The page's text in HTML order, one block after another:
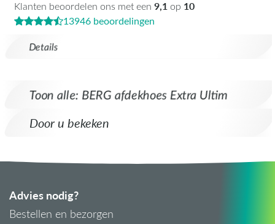
Details
Klanten beoordelen ons met een 9,1 op 10
13946 beoordelingen
Toon alle: BERG afdekhoes Extra Ultim
Door u bekeken
Advies nodig?
Bestellen en bezorgen